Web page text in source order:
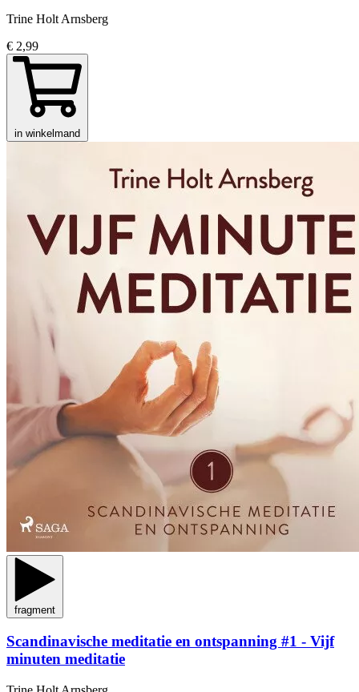
Trine Holt Arnsberg
€ 2,99
in winkelmand
fragment
Scandinavische meditatie en ontspanning #1 - Vijf
minuten meditatie